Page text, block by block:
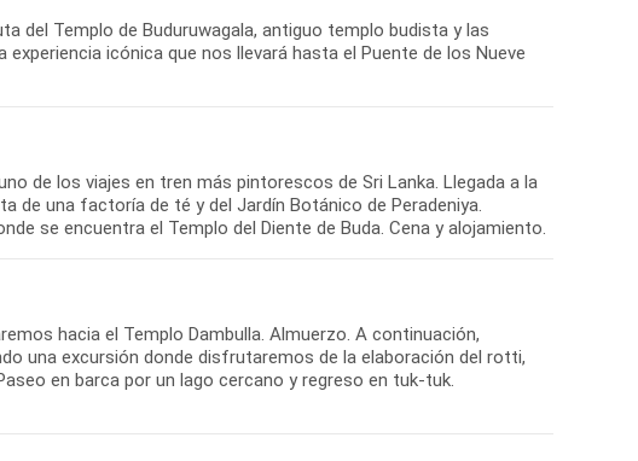
del Templo de Buduruwagala, antiguo templo budista y las
icónica que nos llevará hasta el Puente de los Nueve
de los viajes en tren más pintorescos de Sri Lanka. Llegada a la
de una factoría de té y del Jardín Botánico de Peradeniya.
hacia el Templo Dambulla. Almuerzo. A continuación,
una excursión donde disfrutaremos de la elaboración del rotti,
en barca por un lago cercano y regreso en tuk-tuk.